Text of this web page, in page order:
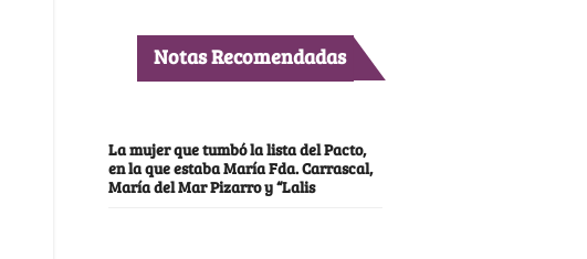
Notas Recomendadas
La mujer que tumbó la lista del Pacto,
en la que estaba María Fda. Carrascal,
María del Mar Pizarro y “Lalis